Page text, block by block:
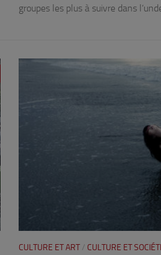
groupes les plus à suivre dans
CULTURE ET ART / CULTURE ET